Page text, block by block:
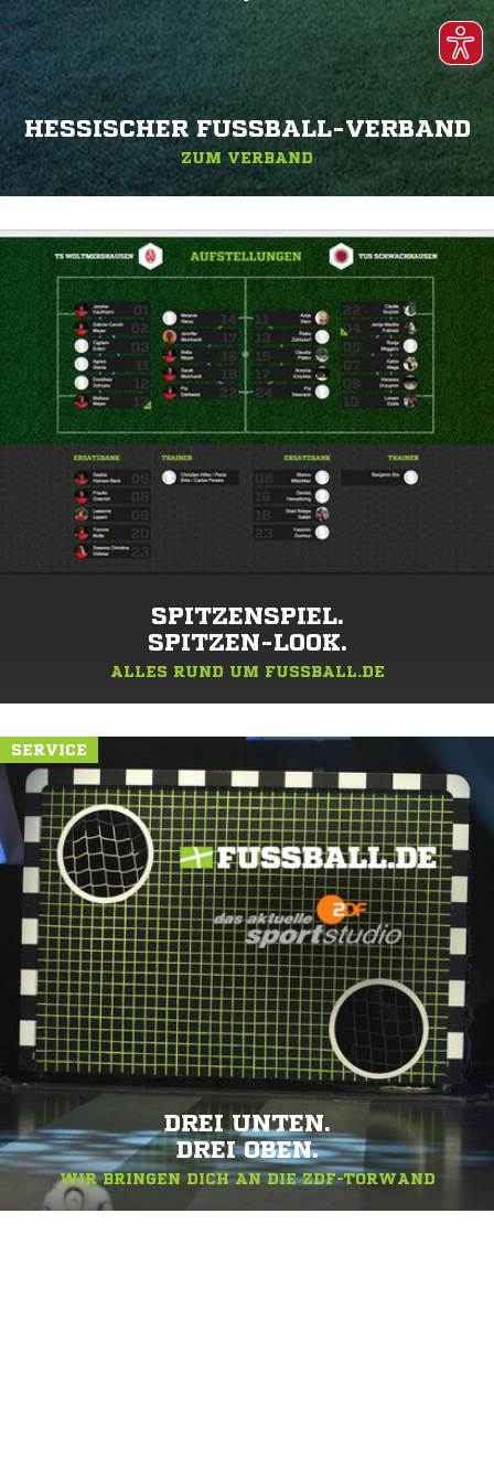
HESSISCHER FUSSBALL-VERBAND
ZUM VERBAND
SPITZENSPIEL.
SPITZEN-LOOK.
ALLES RUND UM FUSSBALL.DE
SERVICE
DREI UNTEN.
DREI OBEN.
WIR BRINGEN DICH AN DIE ZDF-TORWAND